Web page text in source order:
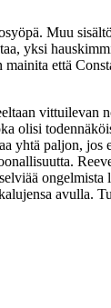
Muu
yksi
että
vittuilevan
olisi
yhtä paljon,
avulla.